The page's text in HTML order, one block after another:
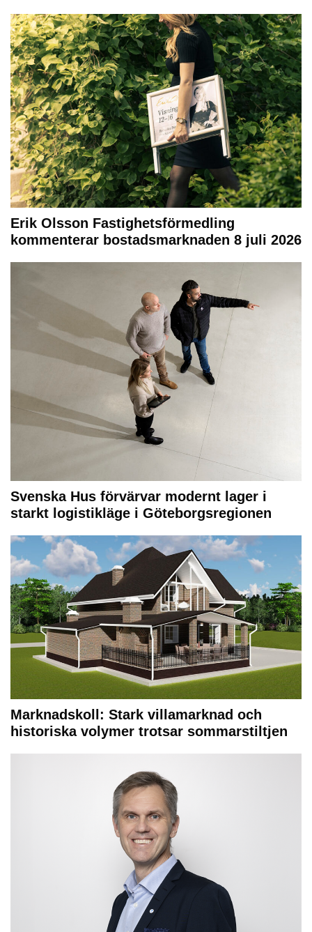
Erik Olsson Fastighetsförmedling
kommenterar bostadsmarknaden 8 juli 2026
Svenska Hus förvärvar modernt lager i
starkt logistikläge i Göteborgsregionen
Marknadskoll: Stark villamarknad och
historiska volymer trotsar sommarstiltjen